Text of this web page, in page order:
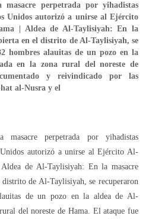
perpetrada por yihadistas
Unidos autorizó a unirse al Ejército
| Aldea de Al-Taylisiyah: En la
en el distrito de Al-Taylisiyah, se
hombres alauitas de un pozo en la
en la zona rural del noreste de
y reivindicado por las
al-Nusra y el
perpetrada por yihadistas
Unidos autorizó a unirse al Ejército Al-
de Al-Taylisiyah: En la masacre
distrito de Al-Taylisiyah, se recuperaron
de un pozo en la aldea de Al-
del noreste de Hama. El ataque fue